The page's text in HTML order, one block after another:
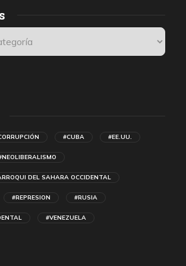
#CUBA #EE.UU.
DEL SAHARA OCCIDENTAL
#REPRESION #RUSIA
#VENEZUELA